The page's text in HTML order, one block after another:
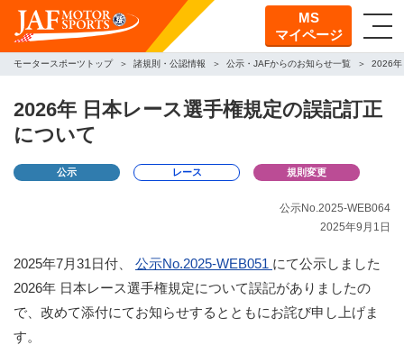
MS
マイページ
モータースポーツトップ 諸規則・公認情報 公示・JAFからのお知らせ一覧 2026年
2026年 日本レース選手権規定の誤記訂正
について
公示 レース 規則変更
公示No.2025-WEB064
2025年9月1日
2025年7月31日付、 公示No.2025-WEB051 にて公示しました
2026年 日本レース選手権規定について誤記がありましたの
で、改めて添付にてお知らせするとともにお詫び申し上げま
す。